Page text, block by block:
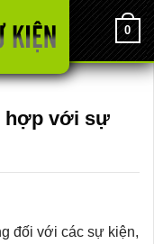
0
hợp với sự
đối với các sự kiện,